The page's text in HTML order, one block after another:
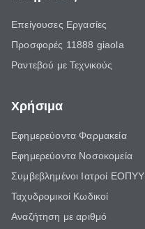
Επείγουσες Εργασίες
Προσφορές 11888 giaola
Ραντεβού με Τεχνικούς
Χρήσιμα
Εφημερεύοντα Φαρμακεία
Εφημερεύοντα Νοσοκομεία
Συμβεβλημένοι Ιατροί ΕΟΠΥΥ
Ταχυδρομικοί Κωδικοί
Αναζήτηση με αριθμό